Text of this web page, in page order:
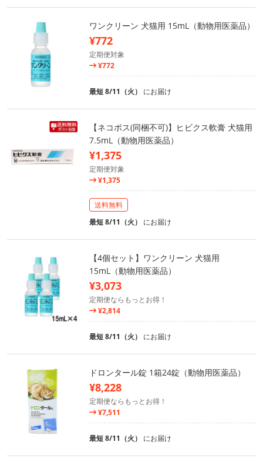
ワンクリーン 犬猫用 15mL（動物用医薬品）
¥772
定期便対象
¥772
最短 8/11（火） にお届け
【ネコポス(同梱不可)】ヒビクス軟膏 犬猫用
7.5mL（動物用医薬品）
¥1,375
定期便対象
¥1,375
送料無料
最短 8/11（火） にお届け
【4個セット】ワンクリーン 犬猫用
15mL（動物用医薬品）
¥3,073
定期便ならもっとお得！
¥2,814
最短 8/11（火） にお届け
ドロンタール錠 1箱24錠（動物用医薬品）
¥8,228
定期便ならもっとお得！
¥7,511
最短 8/11（火） にお届け